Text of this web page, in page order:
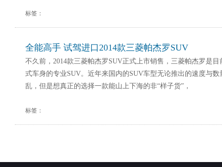
标签：
全能高手 试驾进口2014款三菱帕杰罗SUV
不久前，2014款三菱帕杰罗SUV正式上市销售，三菱帕杰罗是
式车身的专业SUV。近年来国内的SUV车型无论推出的速度与
乱，但是想真正的选择一款能山上下海的非“样子货”，
标签：